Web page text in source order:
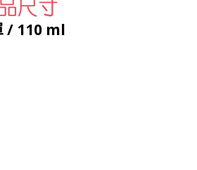
/ 110 ml